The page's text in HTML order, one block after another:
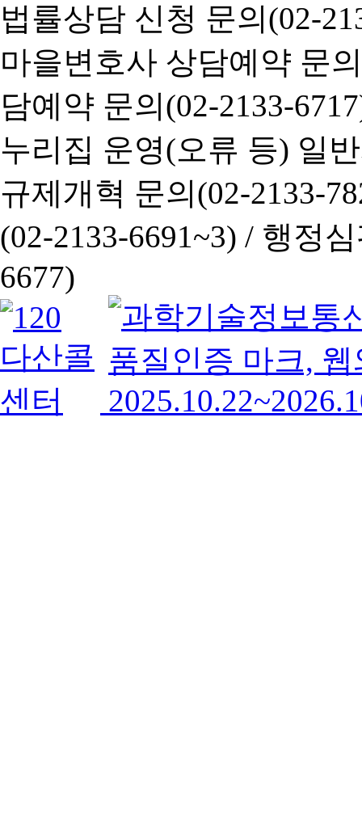
법률상담 신청 문의(02-
마을변호사 상담예약 문
담예약 문의(02-2133-
누리집 운영(오류 등) 일
규제개혁 문의(02-2133-
(02-2133-6691~3) / 행정심
6677)